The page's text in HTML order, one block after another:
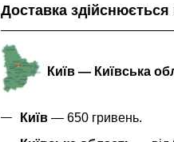
Доставка здійснюється
Київ — Київська
Київ — 650 гривень.